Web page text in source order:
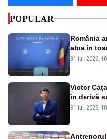
POPULAR
România
abia în
31 iul. 2026,
Victor
în derivă
rezultat al
31 iul. 2026,
Antrenorul